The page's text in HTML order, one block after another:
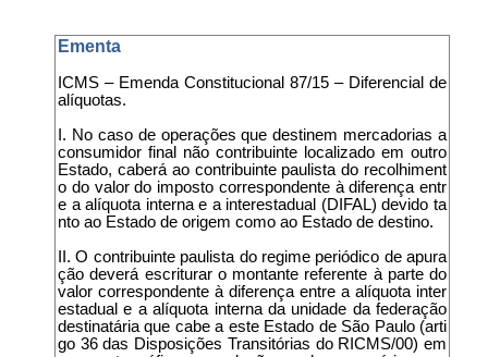
Ementa
ICMS – Emenda Constitucional 87/15 – Diferencial de
alíquotas.
I. No caso de operações que destinem mercadorias a
consumidor final não contribuinte localizado em outro
Estado, caberá ao contribuinte paulista do recolhiment
o do valor do imposto correspondente à diferença entr
e a alíquota interna e a interestadual (DIFAL) devido ta
nto ao Estado de origem como ao Estado de destino.
II. O contribuinte paulista do regime periódico de apura
ção deverá escriturar o montante referente à parte do
valor correspondente à diferença entre a alíquota inter
estadual e a alíquota interna da unidade da federação
destinatária que cabe a este Estado de São Paulo (arti
go 36 das Disposições Transitórias do RICMS/00) em